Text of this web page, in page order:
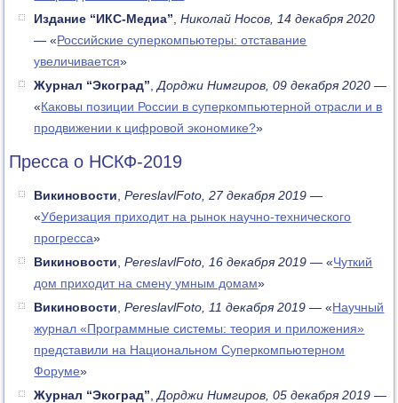
Издание “ИКС-Медиа” ,Николай Носов, 14 декабря 2020
— «Российские суперкомпьютеры: отставание
увеличивается»
Журнал “Экоград” ,Дорджи Нимгиров, 09 декабря 2020 —
«Каковы позиции России в суперкомпьютерной отрасли и в
продвижении к цифровой экономике?»
Пресса о НСКФ-2019
Викиновости ,PereslavlFoto, 27 декабря 2019 —
«Уберизация приходит на рынок научно-технического
прогресса»
Викиновости ,PereslavlFoto, 16 декабря 2019 — «Чуткий
дом приходит на смену умным домам»
Викиновости ,PereslavlFoto, 11 декабря 2019 — «Научный
журнал «Программные системы: теория и приложения»
представили на Национальном Суперкомпьютерном
Форуме»
Журнал “Экоград” ,Дорджи Нимгиров, 05 декабря 2019 —